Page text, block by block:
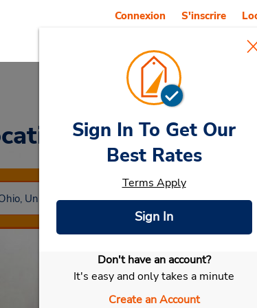
Connexion S'inscrire
de voitures
Sélectionner ma voiture
Sign In To Get Our
Best Rates
Terms Apply
Sign In
Don't have an account?
It's easy and only takes a minute
Create an Account